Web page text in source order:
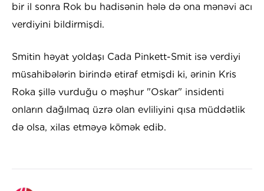
bir il sonra Rok bu hadisənin hələ də ona mənəvi acı
verdiyini bildirmişdi.
Smitin həyat yoldaşı Cada Pinkett-Smit isə verdiyi
müsahibələrin birində etiraf etmişdi ki, ərinin Kris
Roka şillə vurduğu o məşhur "Oskar" insidenti
onların dağılmaq üzrə olan evliliyini qısa müddətlik
də olsa, xilas etməyə kömək edib.